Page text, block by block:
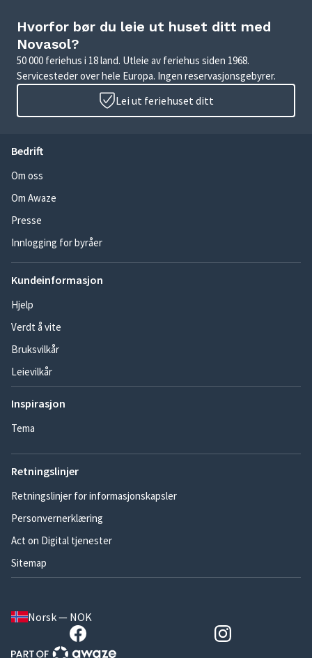
Hvorfor bør du leie ut huset ditt med
Novasol?
50 000 feriehus i 18 land. Utleie av feriehus siden 1968.
Servicesteder over hele Europa. Ingen reservasjonsgebyrer.
Lei ut feriehuset ditt
Bedrift
Om oss
Om Awaze
Presse
Innlogging for byråer
Kundeinformasjon
Hjelp
Verdt å vite
Bruksvilkår
Leievilkår
Inspirasjon
Tema
Retningslinjer
Retningslinjer for informasjonskapsler
Personvernerklæring
Act on Digital tjenester
Sitemap
Norsk — NOK